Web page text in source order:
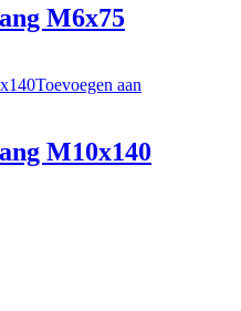
M6x75
Toevoegen aan
M10x140